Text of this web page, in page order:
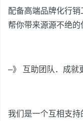
配备高端品牌化行销
帮你带来源源不绝的
–》 互助团队．成就
我们是一个互相支